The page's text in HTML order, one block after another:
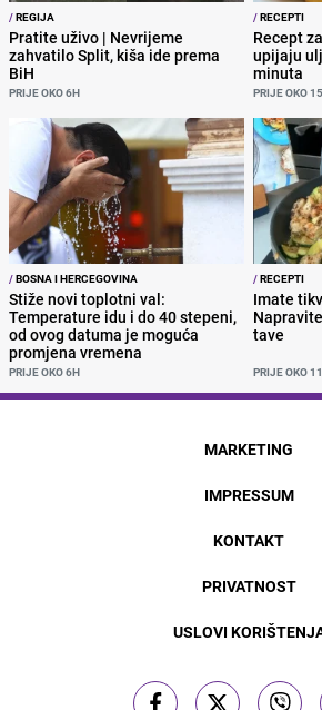
/REGIJA
Pratite uživo | Nevrijeme
zahvatilo Split, kiša ide prema
BiH
PRIJE OKO 6H
/RECEPTI
Recept
upijaju
minuta
PRIJE OKO
/BOSNA I HERCEGOVINA
Stiže novi toplotni val:
Temperature idu i do 40 stepeni,
od ovog datuma je moguća
promjena vremena
PRIJE OKO 6H
/RECEPTI
Imate
tave
PRIJE OKO
MARKETING
IMPRESSUM
KONTAKT
PRIVATNOST
USLOVI